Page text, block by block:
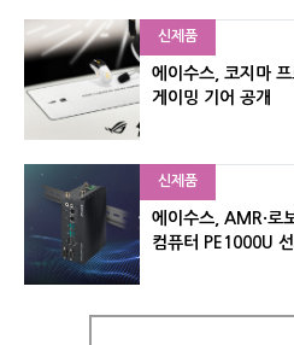
신제품
에이수스, 코지마 프
게이밍 기어 공개
신제품
에이수스, AMR·로
컴퓨터 PE1000U